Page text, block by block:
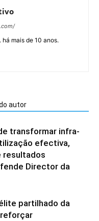
mais de 10 anos.
autor
transformar infra-
efectiva,
resultados
Director da
partilhado da